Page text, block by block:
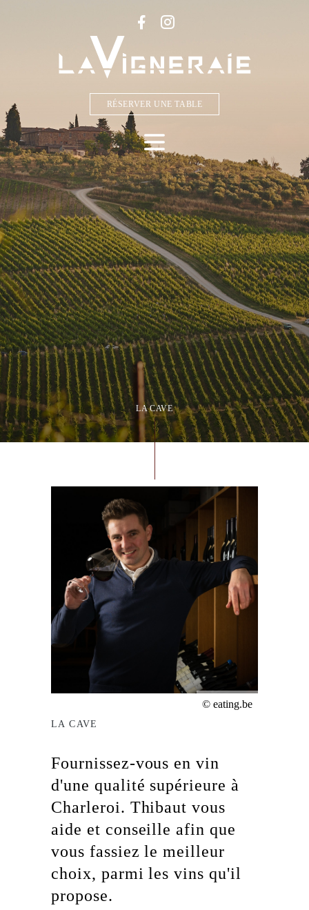
RÉSERVER UNE TABLE
LA CAVE
© eating.be
LA CAVE
Fournissez-vous en vin
d'une qualité supérieure à
Charleroi. Thibaut vous
aide et conseille afin que
vous fassiez le meilleur
choix, parmi les vins qu'il
propose.